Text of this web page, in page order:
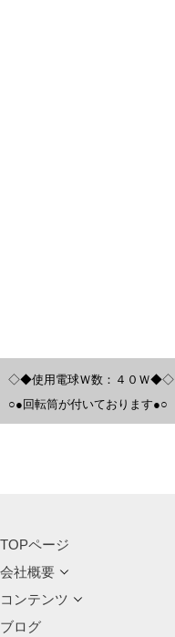
◇◆使用電球Ｗ数：４０Ｗ◆◇
○●回転筒が付いております●○
TOPページ
会社概要
コンテンツ
ブログ